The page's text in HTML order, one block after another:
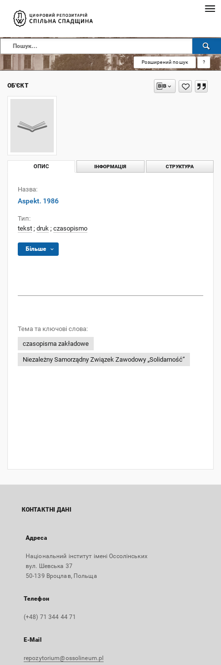
Розширений пошук ?
ОБ'ЄКТ
ОПИС ІНФОРМАЦІЯ СТРУКТУРА
Назва:
Aspekt. 1986
Тип:
tekst ; druk ; czasopismo
Більше
Тема та ключові слова:
czasopisma zakładowe
Niezależny Samorządny Związek Zawodowy „Solidarność”
КОНТАКТНІ ДАНІ
Адреса
Національний інститут імені Оссолінських
вул. Шевська 37
50-139 Вроцлав, Польща
Телефон
(+48) 71 344 44 71
E-Mail
repozytorium@ossolineum.pl